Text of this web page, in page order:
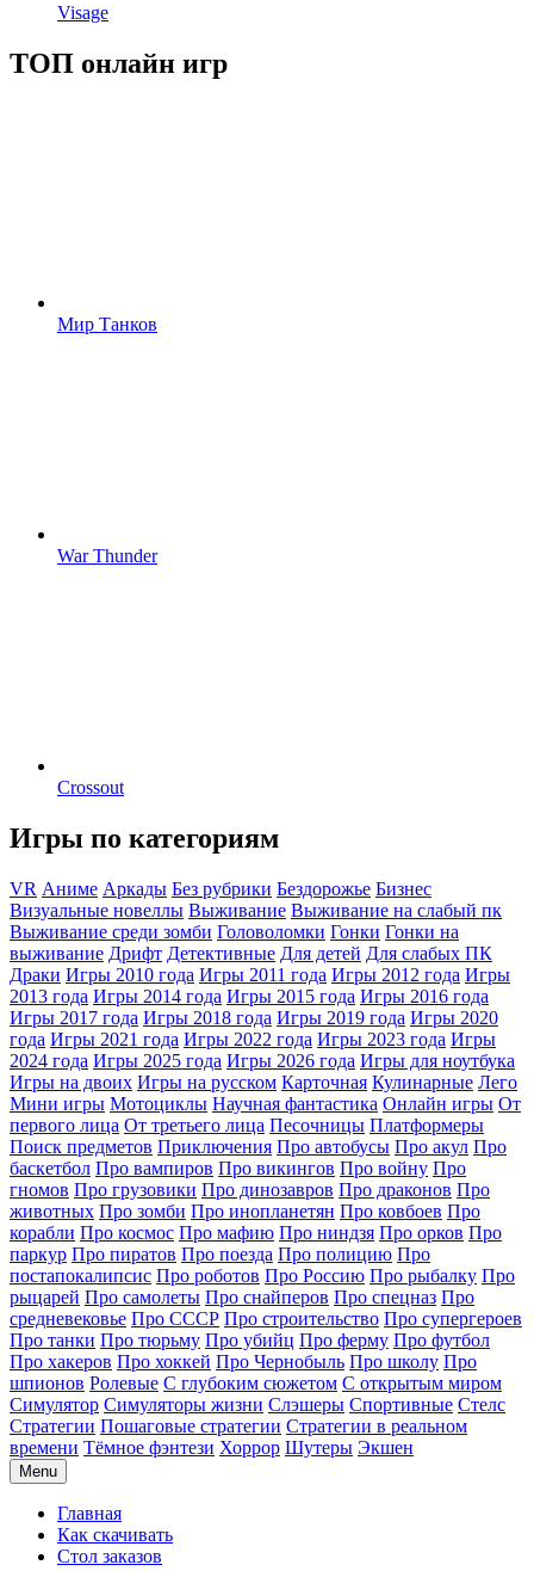
Visage
ТОП онлайн игр
Мир Танков
War Thunder
Crossout
Игры по категориям
VR Аниме Аркады Без рубрики Бездорожье Бизнес
Визуальные новеллы Выживание Выживание на слабый пк
Выживание среди зомби Головоломки Гонки Гонки на
выживание Дрифт Детективные Для детей Для слабых ПК
Драки Игры 2010 года Игры 2011 года Игры 2012 года Игры
2013 года Игры 2014 года Игры 2015 года Игры 2016 года
Игры 2017 года Игры 2018 года Игры 2019 года Игры 2020
года Игры 2021 года Игры 2022 года Игры 2023 года Игры
2024 года Игры 2025 года Игры 2026 года Игры для ноутбука
Игры на двоих Игры на русском Карточная Кулинарные Лего
Мини игры Мотоциклы Научная фантастика Онлайн игры От
первого лица От третьего лица Песочницы Платформеры
Поиск предметов Приключения Про автобусы Про акул Про
баскетбол Про вампиров Про викингов Про войну Про
гномов Про грузовики Про динозавров Про драконов Про
животных Про зомби Про инопланетян Про ковбоев Про
корабли Про космос Про мафию Про ниндзя Про орков Про
паркур Про пиратов Про поезда Про полицию Про
постапокалипсис Про роботов Про Россию Про рыбалку Про
рыцарей Про самолеты Про снайперов Про спецназ Про
средневековье Про СССР Про строительство Про супергероев
Про танки Про тюрьму Про убийц Про ферму Про футбол
Про хакеров Про хоккей Про Чернобыль Про школу Про
шпионов Ролевые С глубоким сюжетом С открытым миром
Симулятор Симуляторы жизни Слэшеры Спортивные Стелс
Стратегии Пошаговые стратегии Стратегии в реальном
времени Тёмное фэнтези Хоррор Шутеры Экшен
Menu
Главная
Как скачивать
Стол заказов